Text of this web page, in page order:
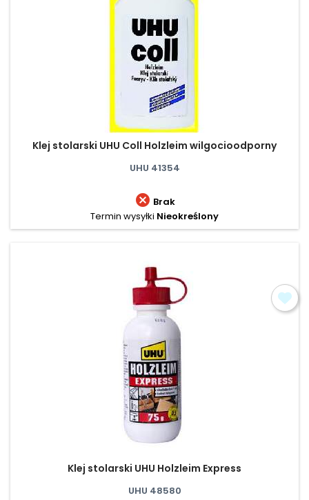
Klej stolarski UHU Coll Holzleim wilgocioodporny
UHU 41354
 Brak
Termin wysyłki Nieokreślony
Klej stolarski UHU Holzleim Express
UHU 48580